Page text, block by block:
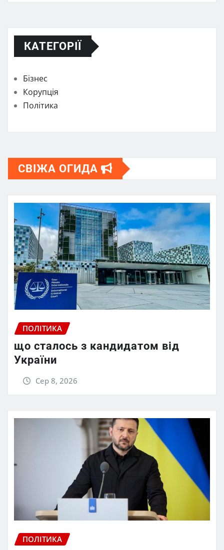
КАТЕГОРІЇ
Бізнес
Корупція
Політика
СВІЖА ОГИДА
ПОЛІТИКА
що сталось з кандидатом від
України
Сер 8, 2026
ПОЛІТИКА